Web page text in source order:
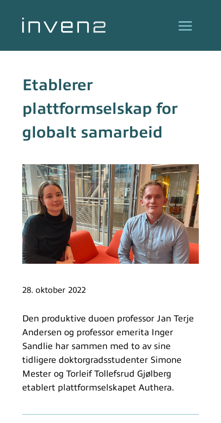
Etablerer
plattformselskap for
globalt samarbeid
28. oktober 2022
Den produktive duoen professor Jan Terje
Andersen og professor emerita Inger
Sandlie har sammen med to av sine
tidligere doktorgradsstudenter Simone
Mester og Torleif Tollefsrud Gjølberg
etablert plattformselskapet Authera.